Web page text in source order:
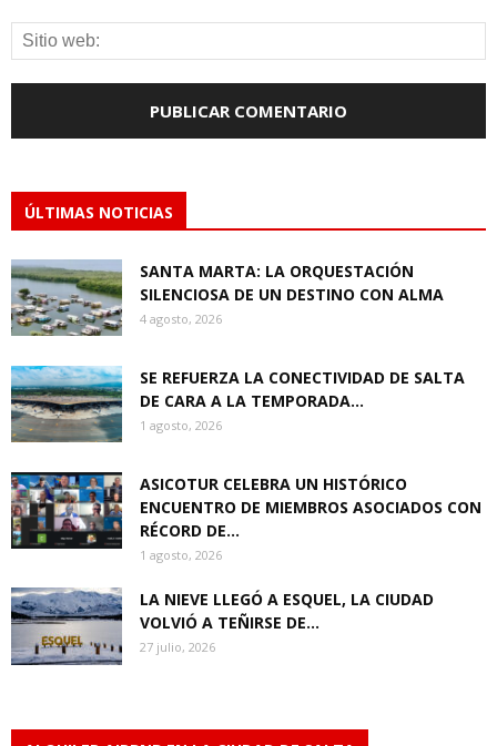
ÚLTIMAS NOTICIAS
SANTA MARTA: LA ORQUESTACIÓN
SILENCIOSA DE UN DESTINO CON ALMA
4 agosto, 2026
SE REFUERZA LA CONECTIVIDAD DE SALTA
DE CARA A LA TEMPORADA...
1 agosto, 2026
ASICOTUR CELEBRA UN HISTÓRICO
ENCUENTRO DE MIEMBROS ASOCIADOS CON
RÉCORD DE...
1 agosto, 2026
LA NIEVE LLEGÓ A ESQUEL, LA CIUDAD
VOLVIÓ A TEÑIRSE DE...
27 julio, 2026